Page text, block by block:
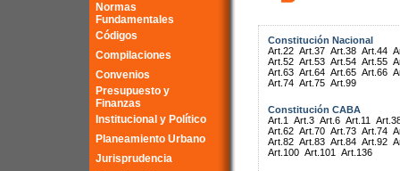
Normas
Fundamentales
Códigos
Compilaciones
Convenios
Presupuesto y
Finanzas
Institucional y Político
Planeamiento Urbano
Jurisprudencia
Constitución Nacional
Art.22 Art.37 Art.38 Art.44
Art.52 Art.53 Art.54 Art.55
Art.63 Art.64 Art.65 Art.66
Art.74 Art.75 Art.99
Constitución CABA
Art.1
Art.3 Art.6 Art.11
Art.62 Art.70 Art.73 Art.74
Art.82 Art.83 Art.84 Art.92
Art.100 Art.101 Art.136